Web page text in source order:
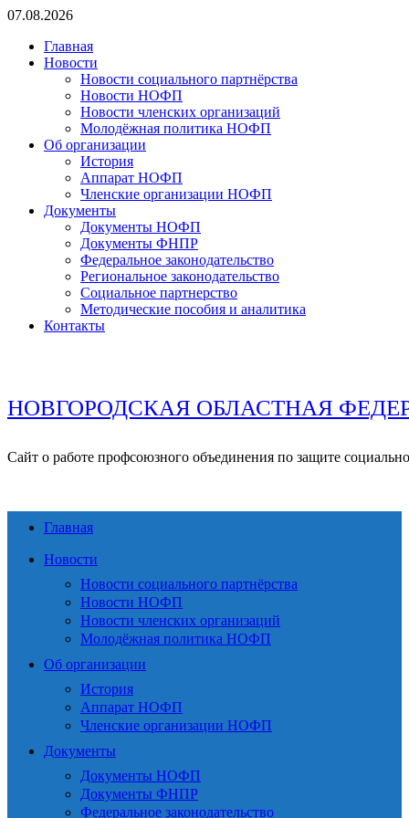
Перейти
содержимому
07.08.2026
Главная
Новости
Новости социального партнёрства
Новости НОФП
Новости членских организаций
Молодёжная политика НОФП
Об организации
История
Аппарат НОФП
Членские организации НОФП
Документы
Документы НОФП
Документы ФНПР
Федеральное законодательство
Региональное законодательство
Социальное партнерство
Методические пособия и аналитика
Контакты
НОВГОРОДСКАЯ ОБЛАСТНАЯ
Сайт о работе профсоюзного объединения по защите
Главная
Новости
Новости социального партнёрства
Новости НОФП
Новости членских организаций
Молодёжная политика НОФП
Об организации
История
Аппарат НОФП
Членские организации НОФП
Документы
Документы НОФП
Документы ФНПР
Федеральное законодательство